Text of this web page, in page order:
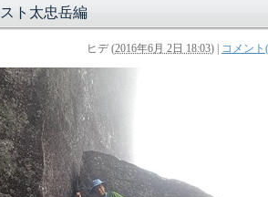
ト太忠岳編
ヒデ(2016年6月 2日 18:03) コメント